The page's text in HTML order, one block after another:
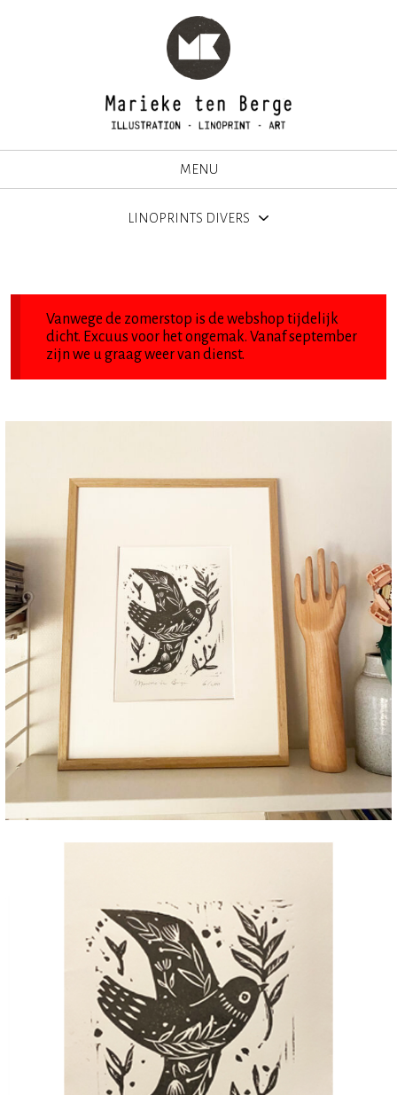
MENU
LINOPRINTS DIVERS
Vanwege de zomerstop is de webshop tijdelijk
dicht. Excuus voor het ongemak. Vanaf september
zijn we u graag weer van dienst.